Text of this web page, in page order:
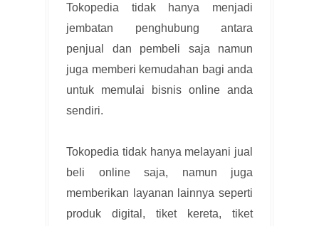
Tokopedia tidak hanya menjadi
jembatan penghubung antara
penjual dan pembeli saja namun
juga memberi kemudahan bagi anda
untuk memulai bisnis online anda
sendiri.
Tokopedia tidak hanya melayani jual
beli online saja, namun juga
memberikan layanan lainnya seperti
produk digital, tiket kereta, tiket